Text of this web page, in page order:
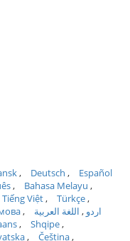
Deutsch
Español
Bahasa Melayu
Tiếng Việt
Türkçe
اردو
اللغة العربية
Shqipe
Čeština